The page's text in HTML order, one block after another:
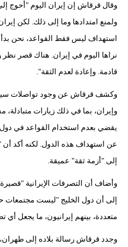
وقال قرقاش إن إيران اليوم "أحوج
ولمنع امتدادها وما إلى ذلك. لكن
استهداف ليس فقط القواعد، نحن
نراها اليوم في إيران. هناك قصر
قادمة. وإعادة لعدم الثقة".
وكشف قرقاش عن وجود تواصلات
وإيران، بما في ذلك زيارات
يقضي بعدم استخدام القواعد في دول
عن استهداف هذه الدول. لكنه أكد أن
إلى "أزمة ثقة" عميقة.
وأضاف أن التصرفات الإيرانية
إلى أن دول الخليج "ليست مجتمعات
متعددة، بينهم إيرانيون، ما يجعل أي
وجدد قرقاش رسالة بلاده إلى